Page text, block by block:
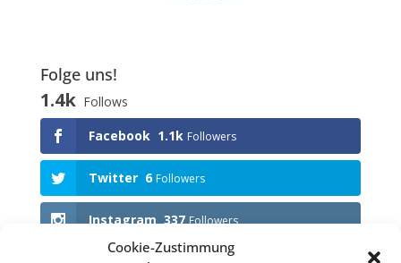
Cookie-Zustimmung
Folge uns!
1.4k Follows
Facebook 1.1k Followers
Twitter 6 Followers
Instagram 337 Followers